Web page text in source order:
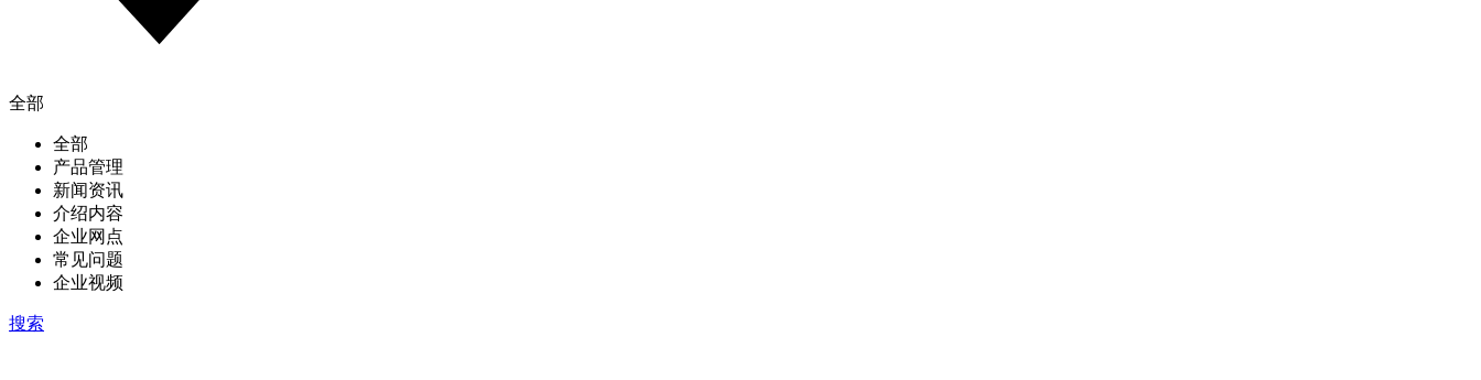
全部
全部
产品管理
新闻资讯
介绍内容
企业网点
常见问题
企业视频
搜索